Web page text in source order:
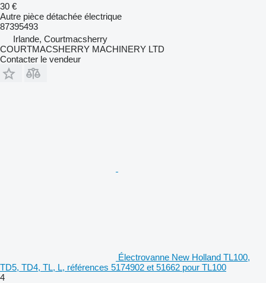
30 €
Autre pièce détachée électrique
87395493
Irlande, Courtmacsherry
COURTMACSHERRY MACHINERY LTD
Contacter le vendeur
Électrovanne New Holland TL100,
TD5, TD4, TL, L, références 5174902 et 51662 pour TL100
4